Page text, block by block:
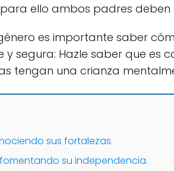
ello ambos padres
es importante saber
segura: Hazle saber que es
tengan una crianza
sus fortalezas.
su independencia.